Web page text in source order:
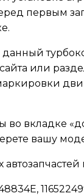
первым
или
вкладке
вашу